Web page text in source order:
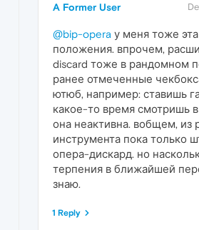
A Former User
@bip-opera у меня тоже
положения. впрочем,
discard тоже в рандомном
ранее отмеченные
ютюб, например: ставишь
какое-то время смотришь
она неактивна. вобщем, из
инструмента пока только
опера-дискард. но
терпения в ближайшей
знаю.
1 Reply